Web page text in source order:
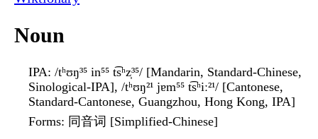
Noun
IPA: /tʰʊŋ³⁵ in⁵⁵ t͡sʰz̩³⁵/ [Mandarin, Standard-Chinese,
Sinological-IPA], /tʰʊŋ²¹ jɐm⁵⁵ t͡sʰiː²¹/ [Cantonese,
Standard-Cantonese, Guangzhou, Hong Kong, IPA]
Forms: 同音词 [Simplified-Chinese]